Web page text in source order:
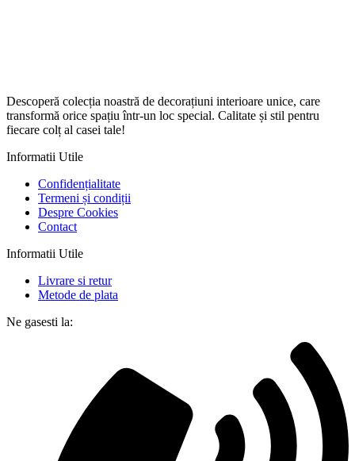
Descoperă colecția noastră de decorațiuni interioare unice, care
transformă orice spațiu într-un loc special. Calitate și stil pentru
fiecare colț al casei tale!
Informatii Utile
Confidențialitate
Termeni și condiții
Despre Cookies
Contact
Informatii Utile
Livrare si retur
Metode de plata
Ne gasesti la: